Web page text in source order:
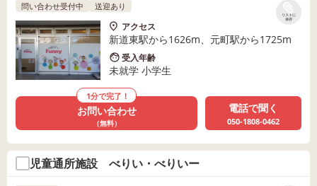
リストに
保存
問い合わせ受付中 送迎あり
アクセス
新道東駅から1626m、元町駅から1725m
受入年齢
未就学 小学生
1分で完了！
お問い合わせ
（無料）
電話で聞く
050-1808-0462
児童通所施設 べりい・べりいー